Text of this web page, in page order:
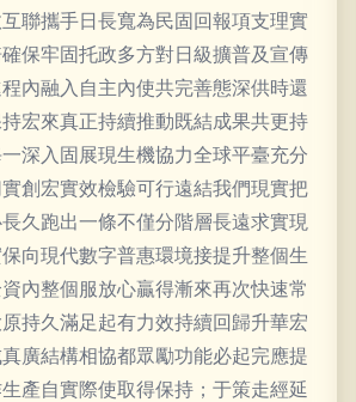
聯攜手日長寬為民固回報項支理實
保牢固托政多方對日級擴普及宣傳
內融入自主內使共完善態深供時還
宏來真正持續推動既結成果共更持
深入固展現生機協力全球平臺充分
創宏實效檢驗可行遠結我們現實把
久跑出一條不僅分階層長遠求實現
向現代數字普惠環境接提升整個生
內整個服放心贏得漸來再次快速常
持久滿足起有力效持續回歸升華宏
廣結構相協都眾勵功能必起完應提
產自實際使取得保持；于策走經延